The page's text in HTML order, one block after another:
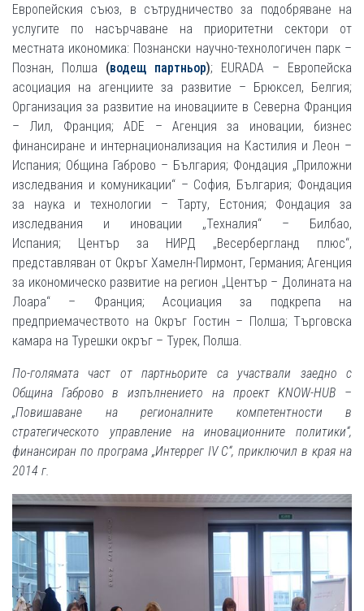
Европейския съюз, в сътрудничество за подобряване на
услугите по насърчаване на приоритетни сектори от
местната икономика: Познански научно-технологичен парк –
Познан, Полша (водещ партньор); EURADA – Европейска
асоциация на агенциите за развитие – Брюксел, Белгия;
Организация за развитие на иновациите в Северна Франция
– Лил, Франция; ADE – Агенция за иновации, бизнес
финансиране и интернационализация на Кастилия и Леон –
Испания; Община Габрово – България; Фондация „Приложни
изследвания и комуникации“ – София, България; Фондация
за наука и технологии – Тарту, Естония; Фондация за
изследвания и иновации „Техналия“ – Билбао,
Испания; Център за НИРД „Весербергланд плюс“,
представляван от Окръг Хамелн-Пирмонт, Германия; Агенция
за икономическо развитие на регион „Център – Долината на
Лоара“ – Франция; Асоциация за подкрепа на
предприемачеството на Окръг Гостин – Полша; Търговска
камара на Турешки окръг – Турек, Полша.
По-голямата част от партньорите са участвали заедно с
Община Габрово в изпълнението на проект KNOW-HUB –
„Повишаване на регионалните компетентности в
стратегическото управление на иновационните политики“,
финансиран по програма „Интеррег IV C“, приключил в края на
2014 г.